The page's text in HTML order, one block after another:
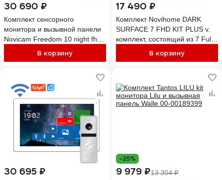
30 690 ₽
Комплект сенсорного
монитора и вызывной панели
Novicam Freedom 10 night fhd
В корзину
17 490 ₽
Комплект Novihome DARK
SURFACE 7 FHD KIT PLUS v.
комплект, состоящий из 7 Full
панели со СКУД и
В корзину
30 695 ₽
-25%
9 979 ₽13 304 ₽